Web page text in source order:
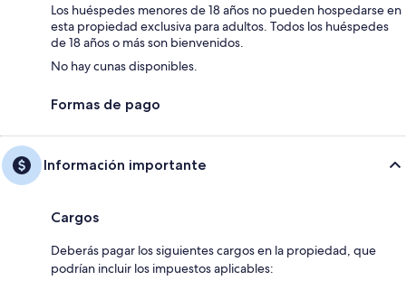
Los huéspedes menores de 18 años no pueden hospedarse en
esta propiedad exclusiva para adultos. Todos los huéspedes
de 18 años o más son bienvenidos.
No hay cunas disponibles.
Formas de pago
Información importante
Cargos
Deberás pagar los siguientes cargos en la propiedad, que
podrían incluir los impuestos aplicables: